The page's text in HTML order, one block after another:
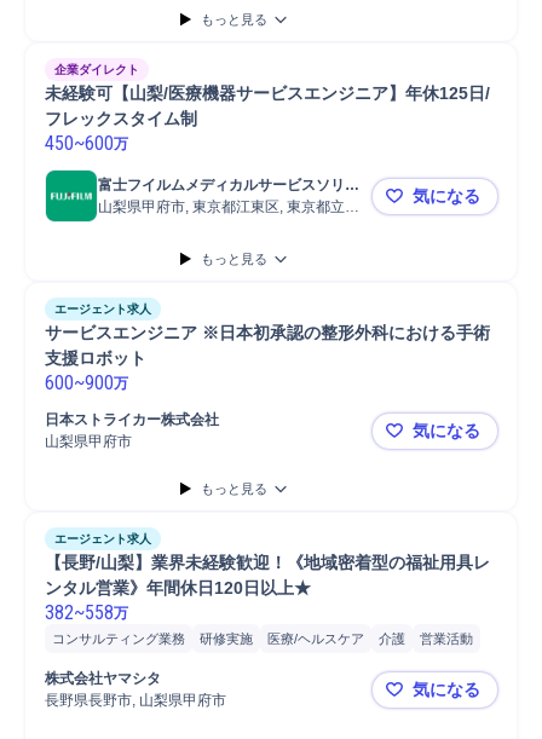
もっと見る
企業ダイレクト
未経験可【山梨/医療機器サービスエンジニア】年休125日/
フレックスタイム制
450~600万
富士フイルムメディカルサービスソリュ
ーション株式会社
山梨県甲府市, 東京都江東区, 東京都立川
未経験可【
気になる
もっと見る
エージェント求人
サービスエンジニア ※日本初承認の整形外科における手術
支援ロボット
600~900万
日本ストライカー株式会社
山梨県甲府市
サービスエ
気になる
もっと見る
エージェント求人
【長野/山梨】業界未経験歓迎！《地域密着型の福祉用具レ
382~558万
コンサルティング業務 研修実施 医療/ヘルスケア 介護
営業活動
訪問看護
株式会社ヤマシタ
長野県長野市, 山梨県甲府市
【長野/山
気になる